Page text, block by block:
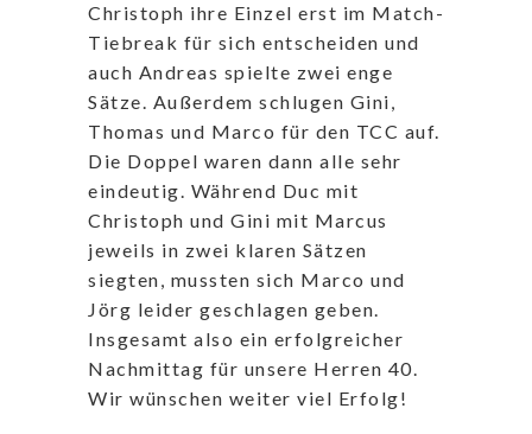
Christoph ihre Einzel erst im Match-
Tiebreak für sich entscheiden und
auch Andreas spielte zwei enge
Sätze. Außerdem schlugen Gini,
Thomas und Marco für den TCC auf.
Die Doppel waren dann alle sehr
eindeutig. Während Duc mit
Christoph und Gini mit Marcus
jeweils in zwei klaren Sätzen
siegten, mussten sich Marco und
Jörg leider geschlagen geben.
Insgesamt also ein erfolgreicher
Nachmittag für unsere Herren 40.
Wir wünschen weiter viel Erfolg!